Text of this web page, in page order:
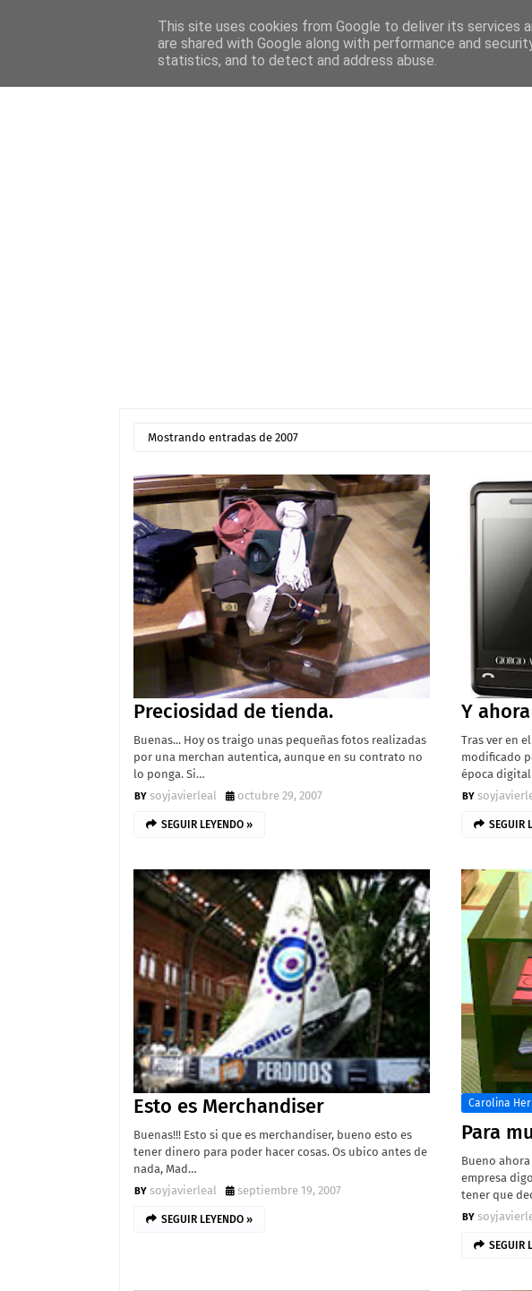
Home Features Menciones Mega Menu
Mostrando entradas de 2007
Preciosidad de tienda.
Buenas... Hoy os traigo unas pequeñas fotos realizadas
por una merchan autentica, aunque en su contrato no
lo ponga. Si…
soyjavierleal
octubre 29, 2007
SEGUIR LEYENDO »
Y
Tras ver en
modificado
época
SEGUIR
Esto es Merchandiser
Buenas!!! Esto si que es merchandiser, bueno esto es
tener dinero para poder hacer cosas. Os ubico antes de
nada, Mad…
soyjavierleal
septiembre 19, 2007
SEGUIR LEYENDO »
Carolina
Para
Bueno
empresa
tener que
SEGUIR
This site uses cookies from Google to deliver its services
are shared with Google along with performance and
statistics, and to detect and address abuse.